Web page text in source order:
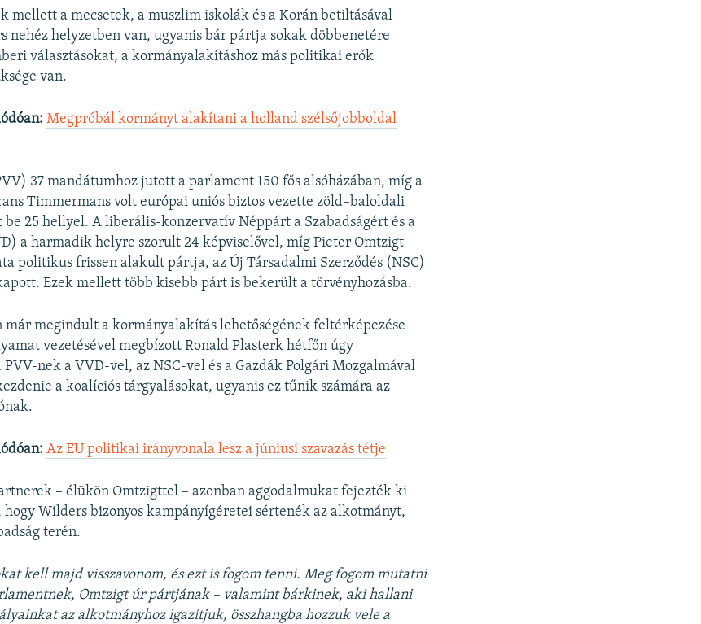
mellett a mecsetek, a muszlim iskolák és a Korán betiltásával
nehéz helyzetben van, ugyanis bár pártja sokak döbbenetére
választásokat, a kormányalakításhoz más politikai erők
van.
Megpróbál kormányt alakítani a holland szélsőjobboldal
37 mandátumhoz jutott a parlament 150 fős alsóházában, míg a
Timmermans volt európai uniós biztos vezette zöld–baloldali
be 25 hellyel. A liberális-konzervatív Néppárt a Szabadságért és a
a harmadik helyre szorult 24 képviselővel, míg Pieter Omtzigt
politikus frissen alakult pártja, az Új Társadalmi Szerződés (NSC)
Ezek mellett több kisebb párt is bekerült a törvényhozásba.
megindult a kormányalakítás lehetőségének feltérképezése
vezetésével megbízott Ronald Plasterk hétfőn úgy
nek a VVD-vel, az NSC-vel és a Gazdák Polgári Mozgalmával
a koalíciós tárgyalásokat, ugyanis ez tűnik számára az
Az EU politikai irányvonala lesz a júniusi szavazás tétje
– élükön Omtzigttel – azonban aggodalmukat fejezték ki
hogy Wilders bizonyos kampányígéretei sértenék az alkotmányt,
terén.
kell majd visszavonom, és ezt is fogom tenni. Meg fogom mutatni
Omtzigt úr pártjának – valamint bárkinek, aki hallani
az alkotmányhoz igazítjuk, összhangba hozzuk vele a